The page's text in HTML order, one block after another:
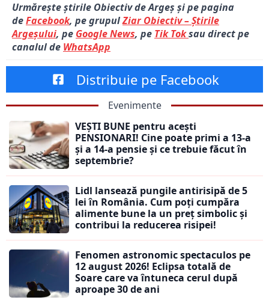
Urmărește știrile Obiectiv de Argeș și pe pagina
deFacebook, pe grupulZiar Obiectiv – Știrile
Argeșului, pe Google News, pe Tik Toksau direct pe
canalul de WhatsApp
Distribuie pe Facebook
Evenimente
VEȘTI BUNE pentru acești
PENSIONARI! Cine poate primi a 13-a
și a 14-a pensie și ce trebuie făcut în
septembrie?
Lidl lansează pungile antirisipă de 5
lei în România. Cum poți cumpăra
alimente bune la un preț simbolic și
contribui la reducerea risipei!
Fenomen astronomic spectaculos pe
12 august 2026! Eclipsa totală de
Soare care va întuneca cerul după
aproape 30 de ani